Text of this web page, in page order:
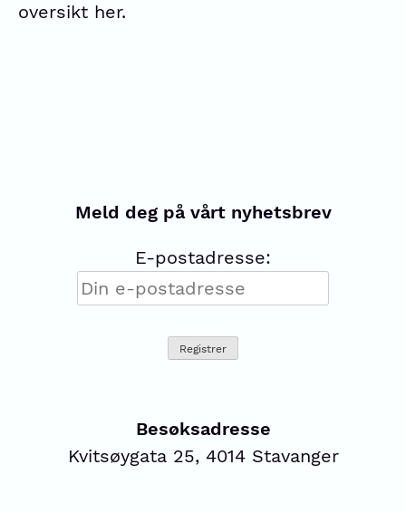
oversikt her.
Meld deg på vårt nyhetsbrev
E-postadresse:
Besøksadresse
Kvitsøygata 25, 4014 Stavanger